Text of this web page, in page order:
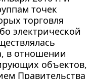
точек
торговля
электрической
в отношении
объектов,
Правительства